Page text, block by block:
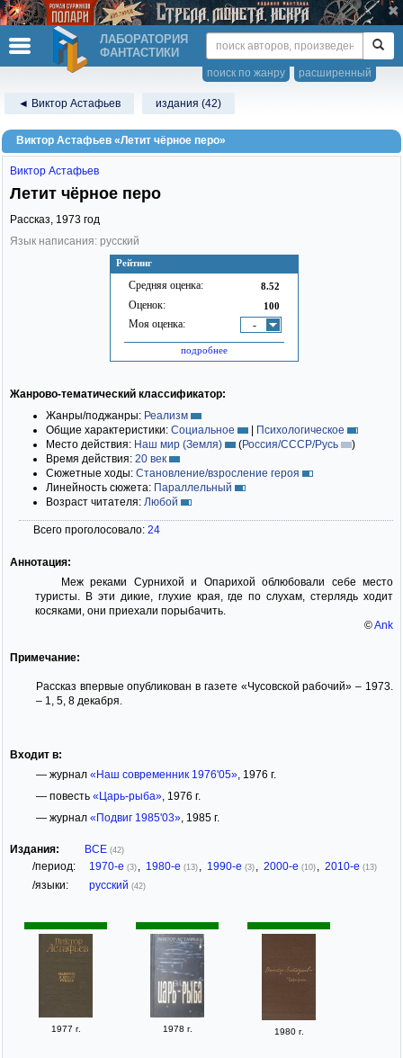
ЛАБОРАТОРИЯ
ФАНТАСТИКИ
расширенный
поиск по жанру
◄ Виктор Астафьев издания (42)
Виктор Астафьев «Летит чёрное перо»
Рейтинг
Средняя оценка: 8.52
Оценок: 100
Моя оценка: -
подробнее
Виктор Астафьев
Летит чёрное перо
Рассказ, 1973 год
Язык написания: русский
Жанрово-тематический классификатор:
Жанры/поджанры: Реализм
Общие характеристики: Социальное | Психологическое
Место действия: Наш мир (Земля) (Россия/СССР/Русь
)
Время действия: 20 век
Сюжетные ходы: Становление/взросление героя
Линейность сюжета: Параллельный
Возраст читателя: Любой
Всего проголосовало: 24
Аннотация:
Меж реками Сурнихой и Опарихой облюбовали себе место
туристы. В эти дикие, глухие края, где по слухам, стерлядь ходит
косяками, они приехали порыбачить.
©Ank
Примечание:
Рассказ впервые опубликован в газете «Чусовской рабочий» – 1973.
– 1, 5, 8 декабря.
Входит в:
— журнал «Наш современник 1976'05», 1976 г.
— повесть «Царь-рыба», 1976 г.
— журнал «Подвиг 1985'03», 1985 г.
Издания: ВСЕ (42)
/период: 1970-е (3) 1980-е (13) 1990-е (3) 2000-е (10) 2010-е (13)
/языки: русский (42)
1977 г. 1978 г. 1980 г.